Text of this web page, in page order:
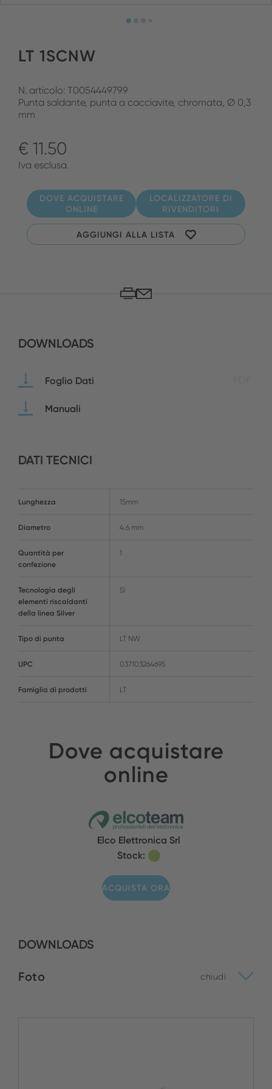
LT 1SCNW
N. articolo: T0054449799
Punta saldante, punta a cacciavite, chromata, Ø 0,3
mm
€ 11.50
Iva esclusa.
DOVE ACQUISTARE
ONLINE
LOCALIZZATORE DI
RIVENDITORI
AGGIUNGI ALLA LISTA
DOWNLOADS
Foglio Dati
Manuali
DATI TECNICI
Lunghezza 15mm
Diametro 4.6 mm
Quantità per
confezione
1
Tecnologia degli
elementi riscaldanti
della linea Silver
Sì
Tipo di punta LT NW
UPC 037103264695
Famiglia di prodotti LT
Dove acquistare
online
Elco Elettronica Srl
Stock:
ACQUISTA ORA
DOWNLOADS
Foto chiudi